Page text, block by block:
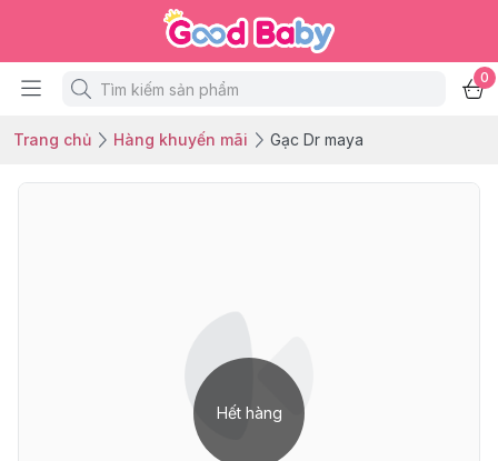
0
Trang chủ Hàng khuyến mãi Gạc Dr maya
Hết hàng